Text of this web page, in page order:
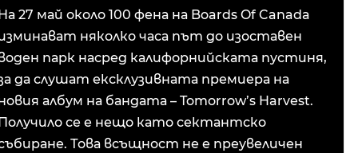
27 май около 100 фена на Boards Of Canada
няколко часа път до изоставен
парк насред калифорнийската пустиня,
да слушат ексклузивната премиера на
албум на бандата – Tomorrow’s Harvest.
се е нещо като сектантско
Това всъщност не е преувеличен